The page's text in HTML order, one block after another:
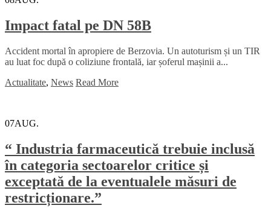
Impact fatal pe DN 58B
Accident mortal în apropiere de Berzovia. Un autoturism și un TIR
au luat foc după o coliziune frontală, iar șoferul mașinii a...
Actualitate, News Read More
07AUG.
“ Industria farmaceutică trebuie inclusă
în categoria sectoarelor critice și
exceptată de la eventualele măsuri de
restricționare.”